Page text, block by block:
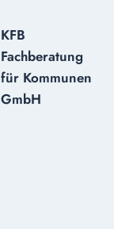
KFB
Fachberatung
für Kommunen
GmbH